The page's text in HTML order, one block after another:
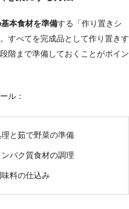
本食材を準備する「作り置きシ
すべてを完成品として作り置きす
階まで準備しておくことがポイン
ル：
理と茹で野菜の準備
ンパク質食材の調理
味料の仕込み